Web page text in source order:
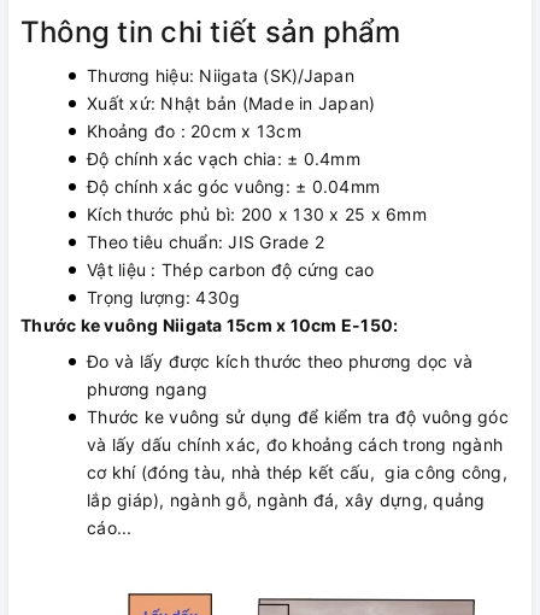
Thông tin chi tiết sản phẩm
Thương hiệu: Niigata (SK)/Japan
Xuất xứ: Nhật bản (Made in Japan)
Khoảng đo : 20cm x 13cm
Độ chính xác vạch chia: ± 0.4mm
Độ chính xác góc vuông: ± 0.04mm
Kích thước phủ bì: 200 x 130 x 25 x 6mm
Theo tiêu chuẩn: JIS Grade 2
Vật liệu : Thép carbon độ cứng cao
Trọng lượng: 430g
Thước ke vuông Niigata 15cm x 10cm E-150:
Đo và lấy được kích thước theo phương dọc và
phương ngang
Thước ke vuông sử dụng để kiểm tra độ vuông góc
và lấy dấu chính xác, đo khoảng cách trong ngành
cơ khí (đóng tàu, nhà thép kết cấu, gia công công,
lắp giáp), ngành gỗ, ngành đá, xây dựng, quảng
cáo...